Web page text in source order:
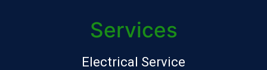
Services
Electrical Service